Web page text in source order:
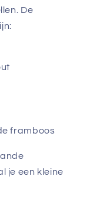
De
framboos
je een kleine